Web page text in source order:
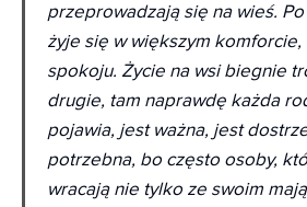
przeprowadzają się na wieś.
żyje się w większym komforcie,
spokoju. Życie na wsi biegnie
drugie, tam naprawdę każda
pojawia, jest ważna, jest
potrzebna, bo często osoby,
wracają nie tylko ze swoim